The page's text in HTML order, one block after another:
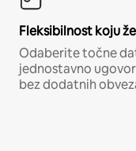
Fleksibilnost koju
Odaberite točne
jednostavno
bez dodatnih